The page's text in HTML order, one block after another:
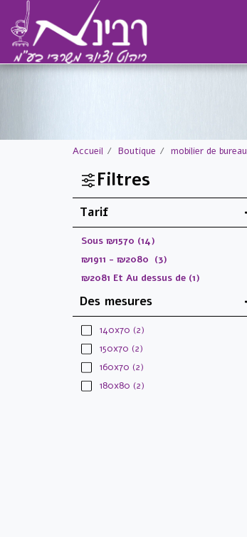
Accueil Boutique mobilier de bureau
Filtres
Tarif
Sous ₪1570 (14)
₪1911 - ₪2080 (3)
₪2081 Et Au dessus de (1)
Des mesures
140x70 (2)
150x70 (2)
160x70 (2)
180x80 (2)